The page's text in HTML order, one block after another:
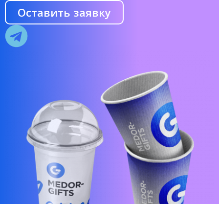
Оставить заявку